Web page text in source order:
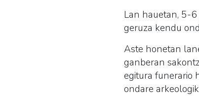
Lan hauetan, 5-
geruza kendu
Aste honetan
ganberan
egitura funerario
ondare